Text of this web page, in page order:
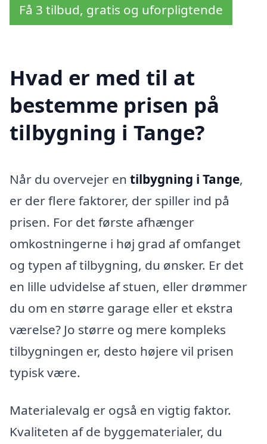
Få 3 tilbud, gratis og uforpligtende
Hvad er med til at
bestemme prisen på
tilbygning i Tange?
Når du overvejer en tilbygning i Tange,
er der flere faktorer, der spiller ind på
prisen. For det første afhænger
omkostningerne i høj grad af omfanget
og typen af tilbygning, du ønsker. Er det
en lille udvidelse af stuen, eller drømmer
du om en større garage eller et ekstra
værelse? Jo større og mere kompleks
tilbygningen er, desto højere vil prisen
typisk være.
Materialevalg er også en vigtig faktor.
Kvaliteten af de byggematerialer, du